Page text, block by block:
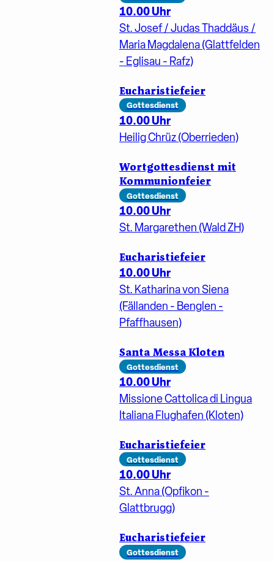
10.00 Uhr
St. Josef / Judas Thaddäus /
Maria Magdalena (Glattfelden
- Eglisau - Rafz)
Eucharistiefeier
Gottesdienst
10.00 Uhr
Heilig Chrüz (Oberrieden)
Wortgottesdienst mit
Kommunionfeier
Gottesdienst
10.00 Uhr
St. Margarethen (Wald ZH)
Eucharistiefeier
10.00 Uhr
St. Katharina von Siena
(Fällanden - Benglen -
Pfaffhausen)
Santa Messa Kloten
Gottesdienst
10.00 Uhr
Missione Cattolica di Lingua
Italiana Flughafen (Kloten)
Eucharistiefeier
Gottesdienst
10.00 Uhr
St. Anna (Opfikon -
Glattbrugg)
Eucharistiefeier
Gottesdienst